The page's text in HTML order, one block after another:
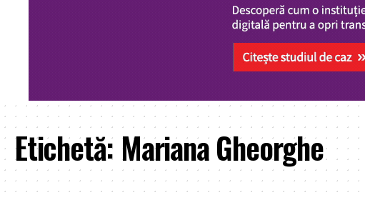
Etichetă: Mariana Gheorghe